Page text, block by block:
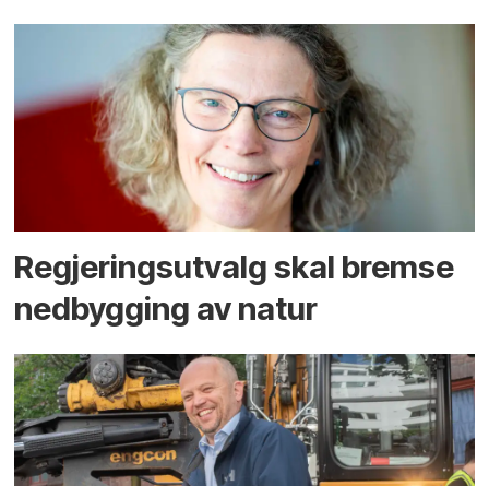
Regjerings­utvalg skal bremse
ned­bygging av natur